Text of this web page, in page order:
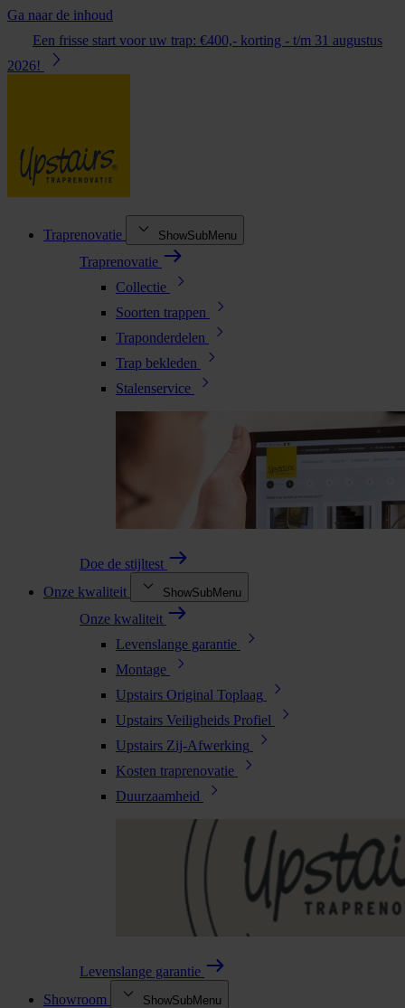
Ga naar de inhoud
Een frisse start voor uw trap: €400,- korting - t/m 31 augustus
2026!
Traprenovatie ShowSubMenu
Traprenovatie
Collectie
Soorten trappen
Traponderdelen
Trap bekleden
Stalenservice
Doe de stijltest
Onze kwaliteit
ShowSubMenu
Onze kwaliteit
Levenslange garantie
Montage
Upstairs Original Toplaag
Upstairs Veiligheids Profiel
Upstairs Zij-Afwerking
Kosten traprenovatie
Duurzaamheid
Levenslange garantie
Showroom
ShowSubMenu